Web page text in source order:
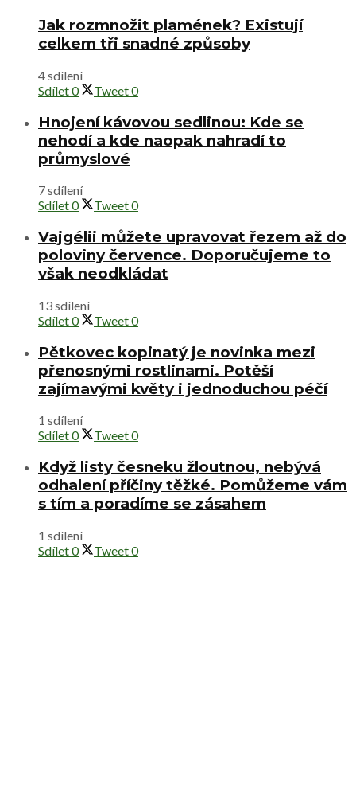
Jak rozmnožit plamének? Existují
celkem tři snadné způsoby
4 sdílení
Sdílet0 Tweet0
Hnojení kávovou sedlinou: Kde se
nehodí a kde naopak nahradí to
průmyslové
7 sdílení
Sdílet0 Tweet0
Vajgélii můžete upravovat řezem až do
poloviny července. Doporučujeme to
však neodkládat
13 sdílení
Sdílet0 Tweet0
Pětkovec kopinatý je novinka mezi
přenosnými rostlinami. Potěší
zajímavými květy i jednoduchou péčí
1 sdílení
Sdílet0 Tweet0
Když listy česneku žloutnou, nebývá
odhalení příčiny těžké. Pomůžeme vám
s tím a poradíme se zásahem
1 sdílení
Sdílet0 Tweet0